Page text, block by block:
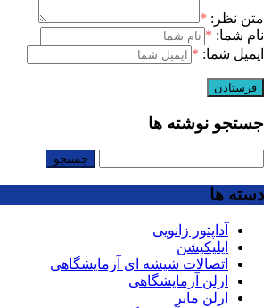
متن نظر: *
نام شما: *
ایمیل شما: *
جستجو نوشته ها
دسته ها
آداپتور زانویی
اپلیکیشن
اتصالات شیشه ای آزمایشگاهی
ارلن آزمایشگاهی
ارلن مایر